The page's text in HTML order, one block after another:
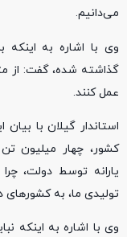
می‌دانیم.
وی با اشاره به اینکه
گذاشته شده، گفت: از
عمل کنند.
کشور، چهار میلیون
یارانه توسط دولت،
تولیدی ما، به کشورهای
وی با اشاره به اینکه